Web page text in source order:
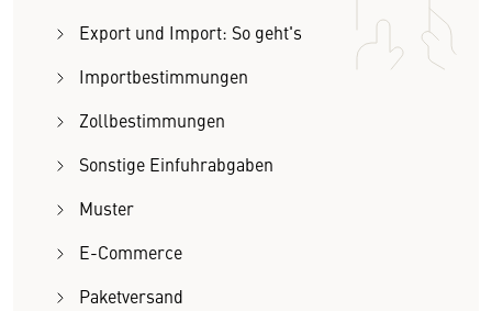
Export und Import: So geht's
Importbestimmungen
Zollbestimmungen
Sonstige Einfuhrabgaben
Muster
E-Commerce
Paketversand